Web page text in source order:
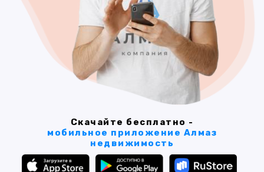
Скачайте бесплатно -
мобильное приложение Алмаз
недвижимость